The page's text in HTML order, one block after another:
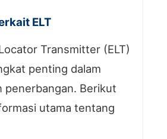
ELT
Transmitter (ELT)
penting dalam
penerbangan. Berikut
utama tentang